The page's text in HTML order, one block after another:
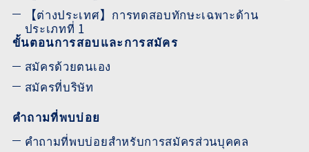
【ต่างประเทศ】การทดสอบทักษะเฉพาะด้าน
ประเภทที่ 1
ขั้นตอนการสอบและการสมัคร
สมัครด้วยตนเอง
สมัครที่บริษัท
คำถามที่พบบ่อย
คำถามที่พบบ่อยสำหรับการสมัครส่วนบุคคล